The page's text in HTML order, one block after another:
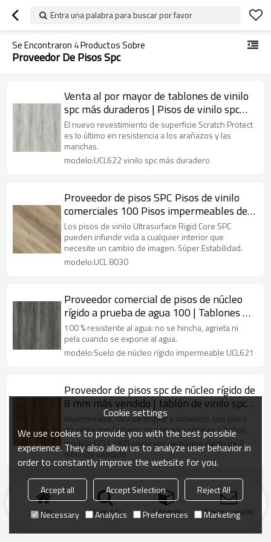
Entra una palabra para buscar por favor
Se Encontraron 4Productos Sobre
Proveedor De Pisos Spc
Venta al por mayor de tablones de vinilo
spc más duraderos | Pisos de vinilo spc
con apariencia de madera de 5 mm y 6
mm | Pisos de clic spc en el baño
El nuevo revestimiento de superficie Scratch Protect
es lo último en resistencia a los arañazos y las
manchas.
modelo:UCL622 vinilo spc más duradero
Proveedor de pisos SPC Pisos de vinilo
comerciales 100 Pisos impermeables de
núcleo rígido | Rendimiento extremo
Estilo sensible Diseño innovador UCL
8030
Los pisos de vinilo Ultrasurface Rigid Core SPC
pueden infundir vida a cualquier interior que
necesite un cambio de imagen. Súper Estabilidad.
modelo:UCL 8030
Proveedor comercial de pisos de núcleo
rígido a prueba de agua 100 | Tablones de
vinilo SPC | Piso de vinilo para baño
100 % resistente al agua: no se hincha, agrieta ni
pela cuando se expone al agua.
modelo:Suelo de núcleo rígido impermeable UCL621
Proveedor de pisos spc de núcleo rígido de
8 mm más vendido | tablón de vinilo spc
impermeable de roble marrón | pisos de
vinilo de cocina spc
Impermeable, fácil de limpiar y duradero. Los pisos
de vinilo son la mejor opción para cocinas y baños.
modelo:UCL618 El suelo spc de núcleo rígido de 8
mm más vendido
Inicio búsqueda categoría Enviar consulta
Cookie settings
We use cookies to provide you with the best possible
experience. They also allow us to analyze user behavior in
order to constantly improve the website for you.
Accept all Accept Selection
Reject All
Necessary
Analytics Preferences Marketing